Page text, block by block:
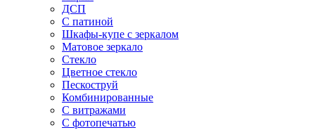
ДСП
С патиной
Шкафы-купе с зеркалом
Матовое зеркало
Стекло
Цветное стекло
Пескоструй
Комбинированные
С витражами
С фотопечатью